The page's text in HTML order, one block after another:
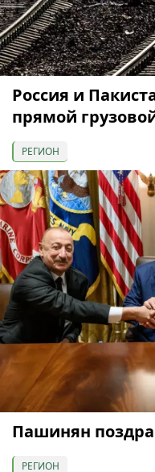
Россия и
прямой
РЕГИОН
Пашинян
РЕГИОН